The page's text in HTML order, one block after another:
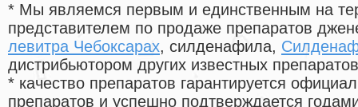
* Мы являемся первым и единственным на
представителем по продаже препаратов
левитра Чебоксарах, силденафила,
дистрибьютором других известных препаратов
* качество препаратов гарантируется
препаратов и успешно подтверждается